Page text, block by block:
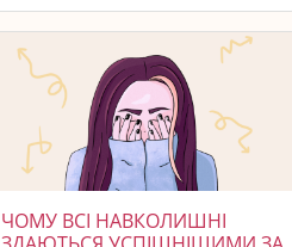
ЧОМУ ВСІ НАВКОЛИШНІ